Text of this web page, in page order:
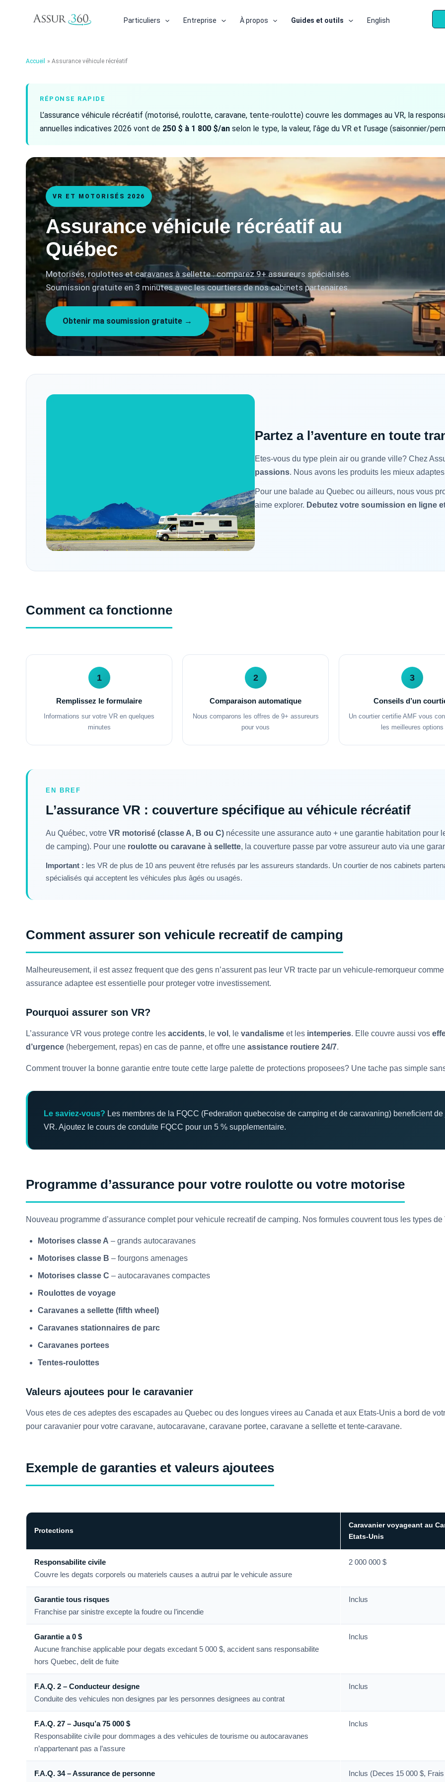
Particuliers Entreprise À propos Guides et outils English
Accueil Assurance véhicule récréatif
RÉPONSE RAPIDE
L’assurance véhicule récréatif (motorisé, roulotte, caravane, tente-roulotte) couvre les dommages au VR, la
annuelles indicatives 2026 vont de 250 $ à 1 800 $/an selon le type, la valeur, l’âge du VR et l’usage (saisonnier/
VR ET MOTORISÉS 2026
Assurance véhicule récréatif au
Québec
Motorisés, roulottes et caravanes à sellette : comparez 9+ assureurs spécialisés.
Soumission gratuite en 3 minutes avec les courtiers de nos cabinets partenaires.
Obtenir ma soumission gratuite →
Partez a l’aventure en toute
Etes-vous du type plein air ou grande ville? Chez
passions. Nous avons les produits les mieux
Pour une balade au Quebec ou ailleurs, nous vous
aime explorer. Debutez votre soumission en ligne
Comment ca fonctionne
1
Remplissez le formulaire
Informations sur votre VR en quelques
minutes
2
Comparaison automatique
Nous comparons les offres de 9+ assureurs
pour vous
3
Conseils d’un
Un courtier certifie AMF vous
les meilleures options
EN BREF
L’assurance VR : couverture spécifique au véhicule récréatif
Au Québec, votre VR motorisé (classe A, B ou C) nécessite une assurance auto + une garantie habitation pour
de camping). Pour une roulotte ou caravane à sellette, la couverture passe par votre assureur auto via une
Important : les VR de plus de 10 ans peuvent être refusés par les assureurs standards. Un courtier de nos cabinets
spécialisés qui acceptent les véhicules plus âgés ou usagés.
Comment assurer son vehicule recreatif de camping
Malheureusement, il est assez frequent que des gens n’assurent pas leur VR tracte par un vehicule-remorqueur
assurance adaptee est essentielle pour proteger votre investissement.
Pourquoi assurer son VR?
L’assurance VR vous protege contre les accidents, le vol , le vandalisme et les intemperies. Elle couvre aussi vos
d’urgence (hebergement, repas) en cas de panne, et offre une assistance routiere 24/7.
Comment trouver la bonne garantie entre toute cette large palette de protections proposees? Une tache pas simple
Le saviez-vous? Les membres de la FQCC (Federation quebecoise de camping et de caravaning) beneficient
VR. Ajoutez le cours de conduite FQCC pour un 5 % supplementaire.
Programme d’assurance pour votre roulotte ou votre motorise
Nouveau programme d’assurance complet pour vehicule recreatif de camping. Nos formules couvrent tous les types de
Motorises classe A – grands autocaravanes
Motorises classe B – fourgons amenages
Motorises classe C – autocaravanes compactes
Roulottes de voyage
Caravanes a sellette (fifth wheel)
Caravanes stationnaires de parc
Caravanes portees
Tentes-roulottes
Valeurs ajoutees pour le caravanier
Vous etes de ces adeptes des escapades au Quebec ou des longues virees au Canada et aux Etats-Unis a bord de
pour caravanier pour votre caravane, autocaravane, caravane portee, caravane a sellette et tente-caravane.
Exemple de garanties et valeurs ajoutees
Protections
Caravanier voyageant au
Etats-Unis
Responsabilite civile
Couvre les degats corporels ou materiels causes a autrui par le vehicule assure
2 000 000 $
Garantie tous risques
Franchise par sinistre excepte la foudre ou l’incendie
Inclus
Garantie a 0 $
Aucune franchise applicable pour degats excedant 5 000 $, accident sans responsabilite
hors Quebec, delit de fuite
Inclus
F.A.Q. 2 – Conducteur designe
Conduite des vehicules non designes par les personnes designees au contrat
Inclus
F.A.Q. 27 – Jusqu’a 75 000 $
Responsabilite civile pour dommages a des vehicules de tourisme ou autocaravanes
n’appartenant pas a l’assure
Inclus
F.A.Q. 34 – Assurance de personne
Inclus (Deces 15 000 $,